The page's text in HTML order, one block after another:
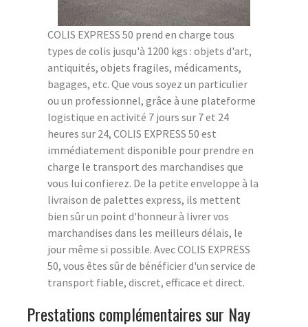
COLIS EXPRESS 50 prend en charge tous
types de colis jusqu'à 1200 kgs : objets d'art,
antiquités, objets fragiles, médicaments,
bagages, etc. Que vous soyez un particulier
ou un professionnel, grâce à une plateforme
logistique en activité 7 jours sur 7 et 24
heures sur 24, COLIS EXPRESS 50 est
immédiatement disponible pour prendre en
charge le transport des marchandises que
vous lui confierez. De la petite enveloppe à la
livraison de palettes express, ils mettent
bien sûr un point d'honneur à livrer vos
marchandises dans les meilleurs délais, le
jour même si possible. Avec COLIS EXPRESS
50, vous êtes sûr de bénéficier d'un service de
transport fiable, discret, efficace et direct.
Prestations complémentaires sur Nay